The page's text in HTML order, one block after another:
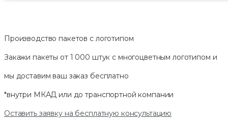
Производство пакетов с логотипом
Закажи пакеты от 1 000 штук с многоцветным логотипом и
мы доставим ваш заказ бесплатно
*внутри МКАД или до транспортной компании
Оставить заявку на бесплатную консультацию